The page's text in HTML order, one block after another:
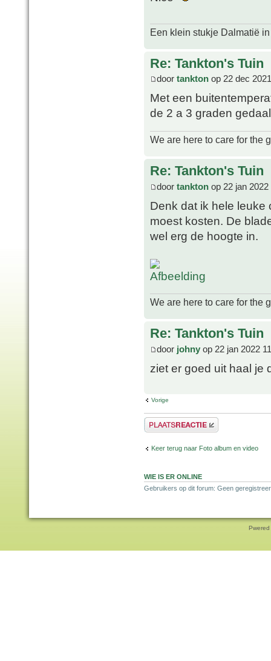
Een klein stukje Dalmatië
Re: Tankton's Tuin
door tankton op 22 dec
Met een
de 2 a 3 graden
We are here to care for the
Re: Tankton's Tuin
door tankton op 22 jan 2022
Denk dat ik hele leuke
moest kosten. De
wel erg de hoogte in.
We are here to care for the
Re: Tankton's Tuin
door johny op 22 jan 2022
ziet er goed uit haal je
Vorige
Plaats een reactie
Keer terug naar Foto album en video
WIE IS ER ONLINE
Gebruikers op dit forum: Geen